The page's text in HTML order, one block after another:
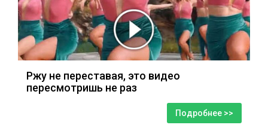
Ржу не переставая, это видео
пересмотришь не раз
Подробнее >>